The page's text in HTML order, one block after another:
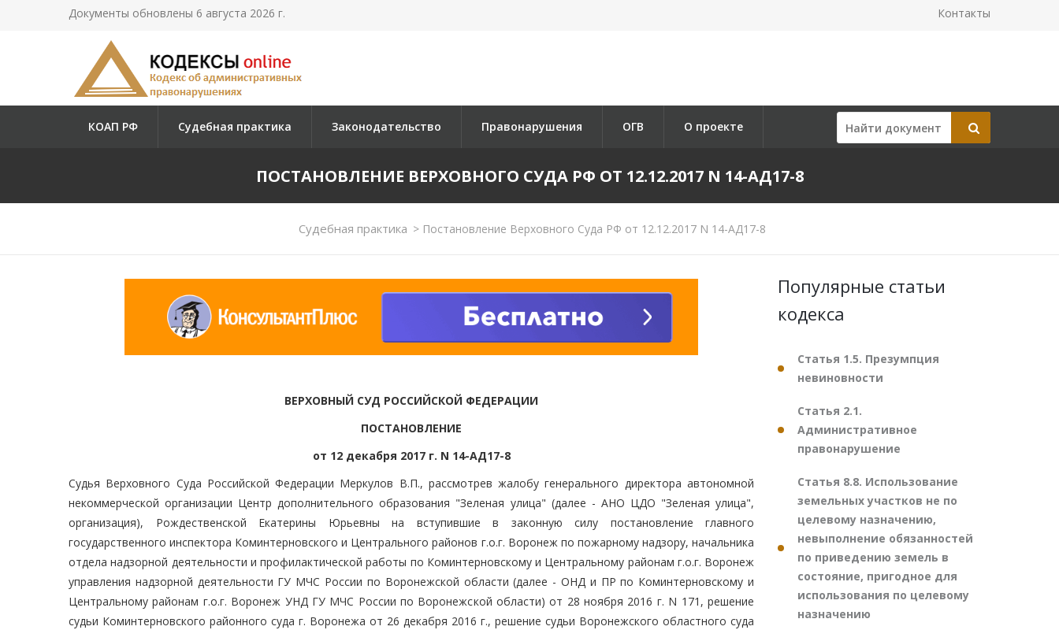
Документы обновлены 6 августа 2026 г. Контакты
КОАП РФ Судебная практика Законодательство Правонарушения ОГВ О проекте
ПОСТАНОВЛЕНИЕ ВЕРХОВНОГО СУДА РФ ОТ 12.12.2017 N 14-АД17-8
Судебная практика > Постановление Верховного Суда РФ от 12.12.2017 N 14-АД17-8
ВЕРХОВНЫЙ СУД РОССИЙСКОЙ ФЕДЕРАЦИИ
ПОСТАНОВЛЕНИЕ
от 12 декабря 2017 г. N 14-АД17-8
Судья Верховного Суда Российской Федерации Меркулов В.П., рассмотрев жалобу генерального директора автономной
некоммерческой организации Центр дополнительного образования "Зеленая улица" (далее - АНО ЦДО "Зеленая улица",
организация), Рождественской Екатерины Юрьевны на вступившие в законную силу постановление главного
государственного инспектора Коминтерновского и Центрального районов г.о.г. Воронеж по пожарному надзору, начальника
отдела надзорной деятельности и профилактической работы по Коминтерновскому и Центральному районам г.о.г. Воронеж
управления надзорной деятельности ГУ МЧС России по Воронежской области (далее - ОНД и ПР по Коминтерновскому и
Центральному районам г.о.г. Воронеж УНД ГУ МЧС России по Воронежской области) от 28 ноября 2016 г. N 171, решение
судьи Коминтерновского районного суда г. Воронежа от 26 декабря 2016 г., решение судьи Воронежского областного суда
Популярные статьи
кодекса
Статья 1.5. Презумпция
невиновности
Статья 2.1.
Административное
правонарушение
Статья 8.8. Использование
земельных участков не по
целевому назначению,
невыполнение обязанностей
по приведению земель в
состояние, пригодное для
использования по целевому
назначению